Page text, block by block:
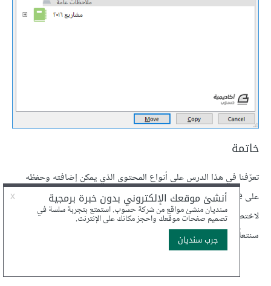
خاتمة
تعرّفنا في هذا الدرس على أنواع المحتوى الذي يمكن إضافته وحفظه
على OneNote وتعلّمنا كيفية استخدام أداة Send to OneNote
لاختصار الوقت وإضافة الملاحظات بشكل سريع. في الدرس القادم
سنتعلّم كيفية التحكّم في طريقة عرض صفحات الملاحظات.